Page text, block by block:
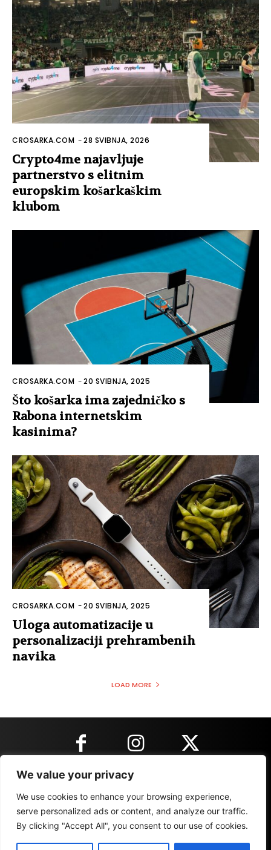
We value your privacy
We use cookies to enhance your browsing experience,
serve personalized ads or content, and analyze our traffic.
By clicking "Accept All", you consent to our use of cookies.
CROSARKA.COM -28 SVIBNJA, 2026
Crypto4me najavljuje
partnerstvo s elitnim
europskim košarkaškim
klubom
CROSARKA.COM -20 SVIBNJA, 2025
Što košarka ima zajedničko s
Rabona internetskim
kasinima?
CROSARKA.COM -20 SVIBNJA, 2025
Uloga automatizacije u
personalizaciji prehrambenih
navika
LOAD MORE
KONTAKT INFORMACIJE
IMPRESSUM MARKETING REZULTATI